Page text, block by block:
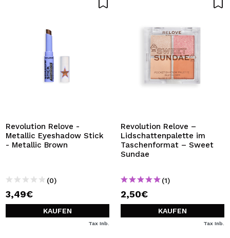
Revolution Relove -
Metallic Eyeshadow Stick
- Metallic Brown
(0)
3,49€
KAUFEN
Tax Inb.
Revolution Relove –
Lidschattenpalette im
Taschenformat – Sweet
Sundae
(1)
2,50€
KAUFEN
Tax Inb.